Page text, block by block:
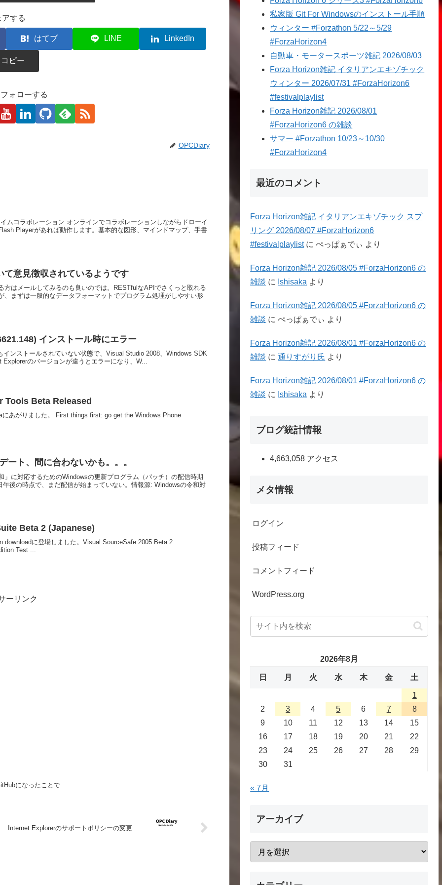
する
はてブ LINE LinkedIn
コピー
ォローする
OPCDiary
ムコラボレーション オンラインでコラボレーションしながらドローイ
Playerがあれば動作します。基本的な図形、マインドマップ、手書
意見徴収されているようです
方はメールしてみるのも良いのでは。RESTfulなAPIでさくっと取れる
、まずは一般的なデータフォーマットでプログラム処理がしやすい形
インストール時にエラー
ンストールされていない状態で、Visual Studio 2008、Windows SDK
のバージョンが違うとエラーになり、W...
Tools Beta Released
あがりました。 First things first: go get the Windows Phone
ト、間に合わないかも。。。
」に対応するためのWindowsの更新プログラム（パッチ）の配信時期
後の時点で、まだ配信が始まっていない。情報源: Windowsの令和対
Beta 2 (Japanese)
downloadに登場しました。Visual SourceSafe 2005 Beta 2
Test ...
ーリンク
になったことで
Internet Explorerのサポートポリシーの変更
私家版 Git For Windowsのインストール手順
ウィンター #Forzathon 5/22～5/29
#ForzaHorizon4
自動車・モータースポーツ雑記 2026/08/03
Forza Horizon雑記 イタリアンエキゾチック
ウィンター 2026/07/31 #ForzaHorizon6
#festivalplaylist
Forza Horizon雑記 2026/08/01
#ForzaHorizon6 の雑談
サマー #Forzathon 10/23～10/30
#ForzaHorizon4
最近のコメント
Forza Horizon雑記 イタリアンエキゾチック スプ
リング 2026/08/07 #ForzaHorizon6
#festivalplaylistにぺっぱぁでぃ より
Forza Horizon雑記 2026/08/05 #ForzaHorizon6 の
雑談 に Ishisaka より
Forza Horizon雑記 2026/08/05 #ForzaHorizon6 の
雑談 にぺっぱぁでぃ より
Forza Horizon雑記 2026/08/01 #ForzaHorizon6 の
雑談 に通りすがり氏 より
Forza Horizon雑記 2026/08/01 #ForzaHorizon6 の
雑談 に Ishisaka より
ブログ統計情報
4,663,058 アクセス
メタ情報
ログイン
投稿フィード
コメントフィード
WordPress.org
2026年8月
日 月 火 水 木 金 土
1
2
3 4 5 6 7
8
9
10 11 12 13 14
15
16
17 18 19 20 21
22
23
24 25 26 27 28
29
30
31
« 7月
アーカイブ